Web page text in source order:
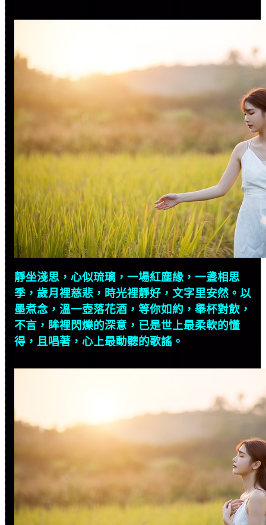
靜坐淺思，心似琉璃，一場紅塵緣，一盞相思
季，歲月裡慈悲，時光裡靜好，文字里安然。以
墨煮念，溫一壺落花酒，等你如約，舉杯對飲，
不言，眸裡閃爍的深意，已是世上最柔軟的懂
得，且唱著，心上最動聽的歌謠。